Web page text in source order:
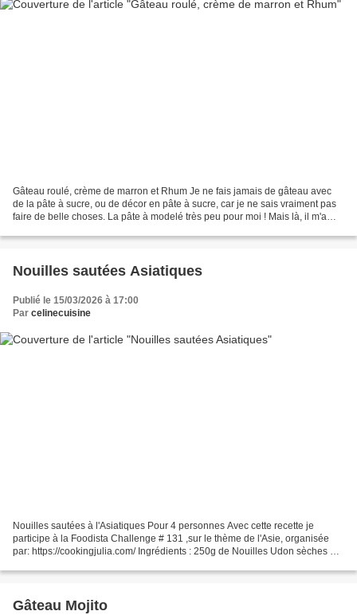
Gâteau roulé, crème de marron et Rhum Je ne fais jamais de gâteau avec
de la pâte à sucre, ou de décor en pâte à sucre, car je ne sais vraiment pas
faire de belle choses. La pâte à modelé très peu pour moi ! Mais là, il m'a
Nouilles sautées Asiatiques
Publié le 15/03/2026 à 17:00
Par celinecuisine
Nouilles sautées à l'Asiatiques Pour 4 personnes Avec cette recette je
participe à la Foodista Challenge # 131 ,sur le thème de l'Asie, organisée
par: https://cookingjulia.com/ Ingrédients : 250g de Nouilles Udon sèches 3
Gâteau Mojito